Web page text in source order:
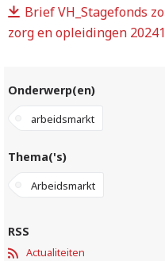
Brief VH_Stagefonds
zorg en opleidingen
Onderwerp(en)
arbeidsmarkt
Thema('s)
Arbeidsmarkt
RSS
Actualiteiten